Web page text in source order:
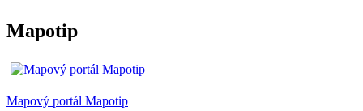
Mapotip
Mapový portál Mapotip